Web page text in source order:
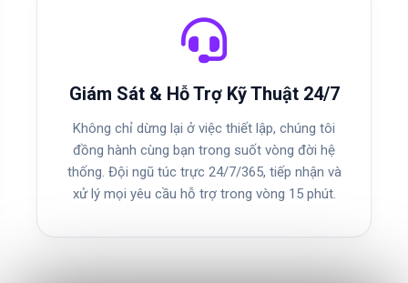
Giám Sát & Hỗ Trợ Kỹ Thuật 24/7
Không chỉ dừng lại ở việc thiết lập, chúng tôi
đồng hành cùng bạn trong suốt vòng đời hệ
thống. Đội ngũ túc trực 24/7/365, tiếp nhận và
xử lý mọi yêu cầu hỗ trợ trong vòng 15 phút.